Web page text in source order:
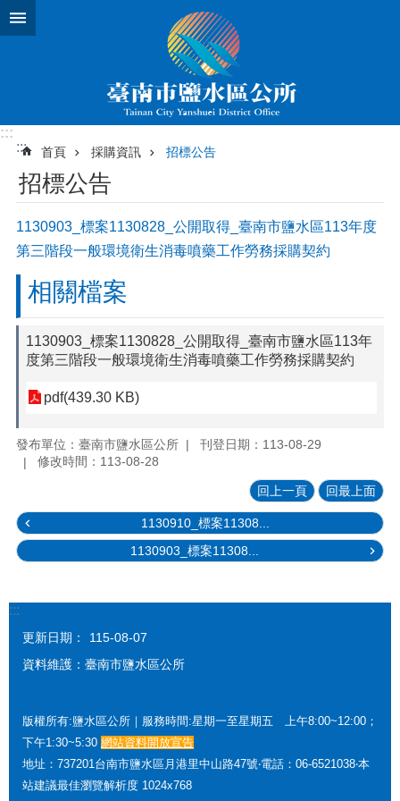
跳到主要內容區塊
:::
:::
首頁 採購資訊 招標公告
招標公告
1130903_標案1130828_公開取得_臺南市鹽水區113年度
第三階段一般環境衛生消毒噴藥工作勞務採購契約
相關檔案
1130903_標案1130828_公開取得_臺南市鹽水區113年
度第三階段一般環境衛生消毒噴藥工作勞務採購契約
pdf(439.30 KB)
發布單位：臺南市鹽水區公所
刊登日期：113-08-29
修改時間：113-08-28
回上一頁 回最上面
1130910_標案11308...
1130903_標案11308...
:::
更新日期：
115-08-07
資料維護：臺南市鹽水區公所
版權所有:鹽水區公所｜服務時間:星期一至星期五 上午8:00~12:00；
下午1:30~5:30 網站資料開放宣告
地址：737201台南市鹽水區月港里中山路47號‧電話：06-6521038‧本
站建議最佳瀏覽解析度 1024x768